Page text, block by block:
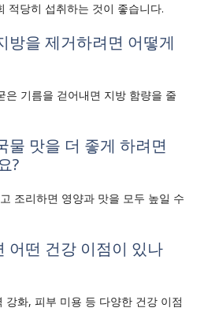
적당히 섭취하는 것이 좋습니다.
방을 제거하려면 어떻게
은 기름을 걷어내면 지방 함량을 줄
물 맛을 더 좋게 하려면
?
조리하면 영양과 맛을 모두 높일 수
어떤 건강 이점이 있나
강화, 피부 미용 등 다양한 건강 이점